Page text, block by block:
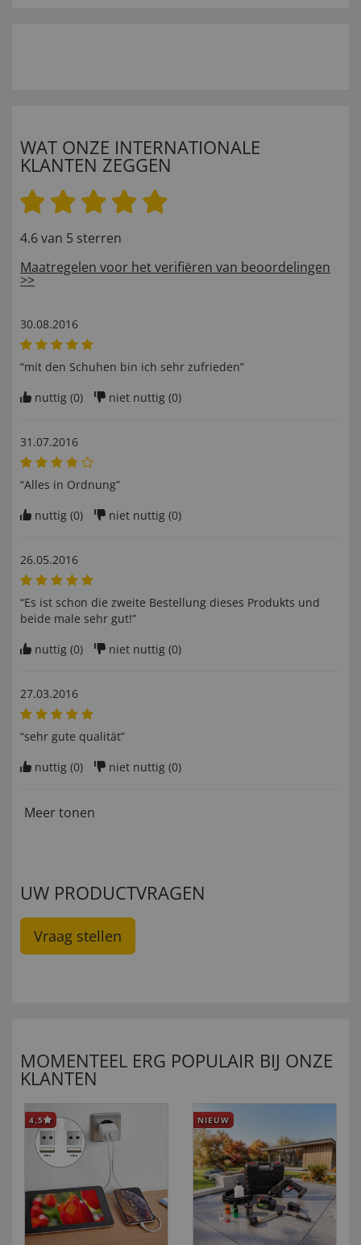
WAT ONZE INTERNATIONALE
KLANTEN ZEGGEN
4.6 van 5 sterren
Maatregelen voor het verifiëren van beoordelingen
>>
30.08.2016
“mit den Schuhen bin ich sehr zufrieden”
nuttig (0) niet nuttig (0)
31.07.2016
“Alles in Ordnung”
nuttig (0) niet nuttig (0)
26.05.2016
“Es ist schon die zweite Bestellung dieses Produkts und
beide male sehr gut!”
nuttig (0) niet nuttig (0)
27.03.2016
“sehr gute qualität”
nuttig (0) niet nuttig (0)
Meer tonen
UW PRODUCTVRAGEN
Vraag stellen
MOMENTEEL ERG POPULAIR BIJ ONZE
KLANTEN
4,5 NIEUW